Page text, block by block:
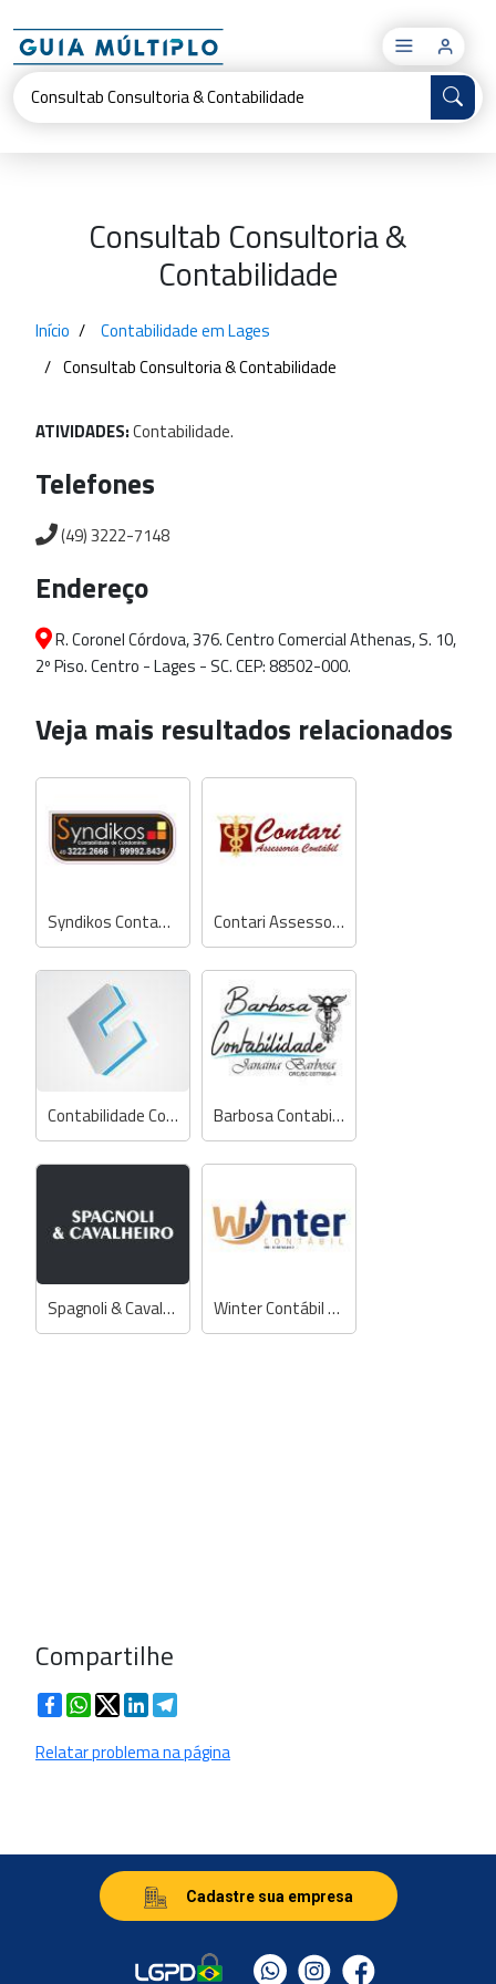
×
Consultab Consultoria &
Contabilidade
Início
Contabilidade em Lages
Consultab Consultoria & Contabilidade
ATIVIDADES:Contabilidade.
Telefones
(49) 3222-7148
Endereço
R. Coronel Córdova, 376. Centro Comercial Athenas, S. 10,
2º Piso. Centro - Lages - SC. CEP: 88502-000.
Veja mais resultados relacionados
Syndikos Contabilidade de Condomínio Contari Assessoria Contábil
Contabilidade Conserlex Barbosa Contabilidade
Spagnoli & Cavalheiro Contabilidade Winter Contábil e Assessoria
Compartilhe
FacebookWhatsApp
TwitterLinkedIn
Relatar problema na página
Cadastre sua empresa